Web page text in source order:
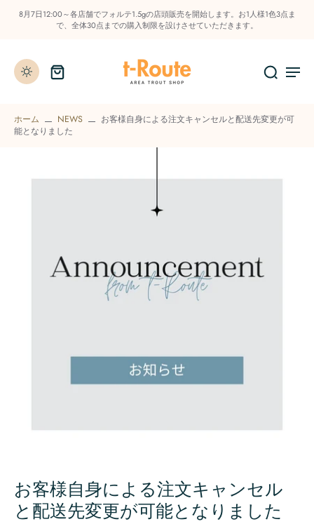
8月7日12:00～各店舗でフォルテ1.5gの店頭販売を開始します。お1人様1色3点ま
で、全体30点までの購入制限を設けさせていただきます。
ホーム NEWS
お客様自身による注文キャンセルと配送先変更が可
能となりました
お客様自身による注文キャンセル
と配送先変更が可能となりました